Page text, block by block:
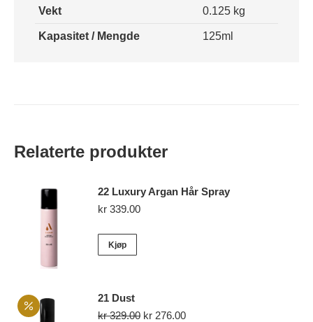
Vekt 0.125 kg
Kapasitet / Mengde 125ml
Relaterte produkter
22 Luxury Argan Hår Spray
kr 339.00
Kjøp
21 Dust
kr329.00 Opprinnelig
kr 276.00Nåværende